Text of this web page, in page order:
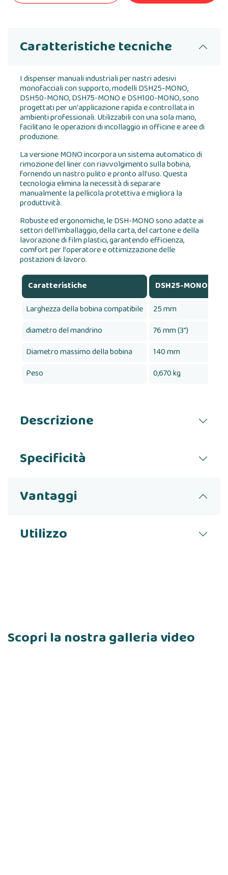
Caratteristiche tecniche
I dispenser manuali industriali per nastri adesivi
monofacciali con supporto, modelli DSH25-MONO,
DSH50-MONO, DSH75-MONO e DSH100-MONO, sono
progettati per un'applicazione rapida e controllata in
ambienti professionali. Utilizzabili con una sola mano,
facilitano le operazioni di incollaggio in officine e aree di
produzione.
La versione MONO incorpora un sistema automatico di
rimozione del liner con riavvolgimento sulla bobina,
fornendo un nastro pulito e pronto all'uso. Questa
tecnologia elimina la necessità di separare
manualmente la pellicola protettiva e migliora la
produttività.
Robuste ed ergonomiche, le DSH-MONO sono adatte ai
settori dell'imballaggio, della carta, del cartone e della
lavorazione di film plastici, garantendo efficienza,
comfort per l'operatore e ottimizzazione delle
postazioni di lavoro.
Caratteristiche DSH25-MONO
Larghezza della bobina compatibile
25 mm
diametro del mandrino
76 mm (3")
Diametro massimo della bobina
140 mm
Peso
0,670 kg
Descrizione
Specificità
Vantaggi
Utilizzo
Scopri la nostra galleria video